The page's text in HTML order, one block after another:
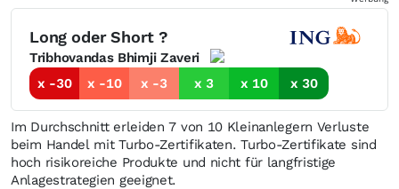
Long oder Short ?
Tribhovandas Bhimji Zaveri
x -30
x -10 x -3 x 3 x 10 x 30
Im Durchschnitt erleiden 7 von 10 Kleinanlegern Verluste
beim Handel mit Turbo-Zertifikaten. Turbo-Zertifikate sind
hoch risikoreiche Produkte und nicht für langfristige
Anlagestrategien geeignet.